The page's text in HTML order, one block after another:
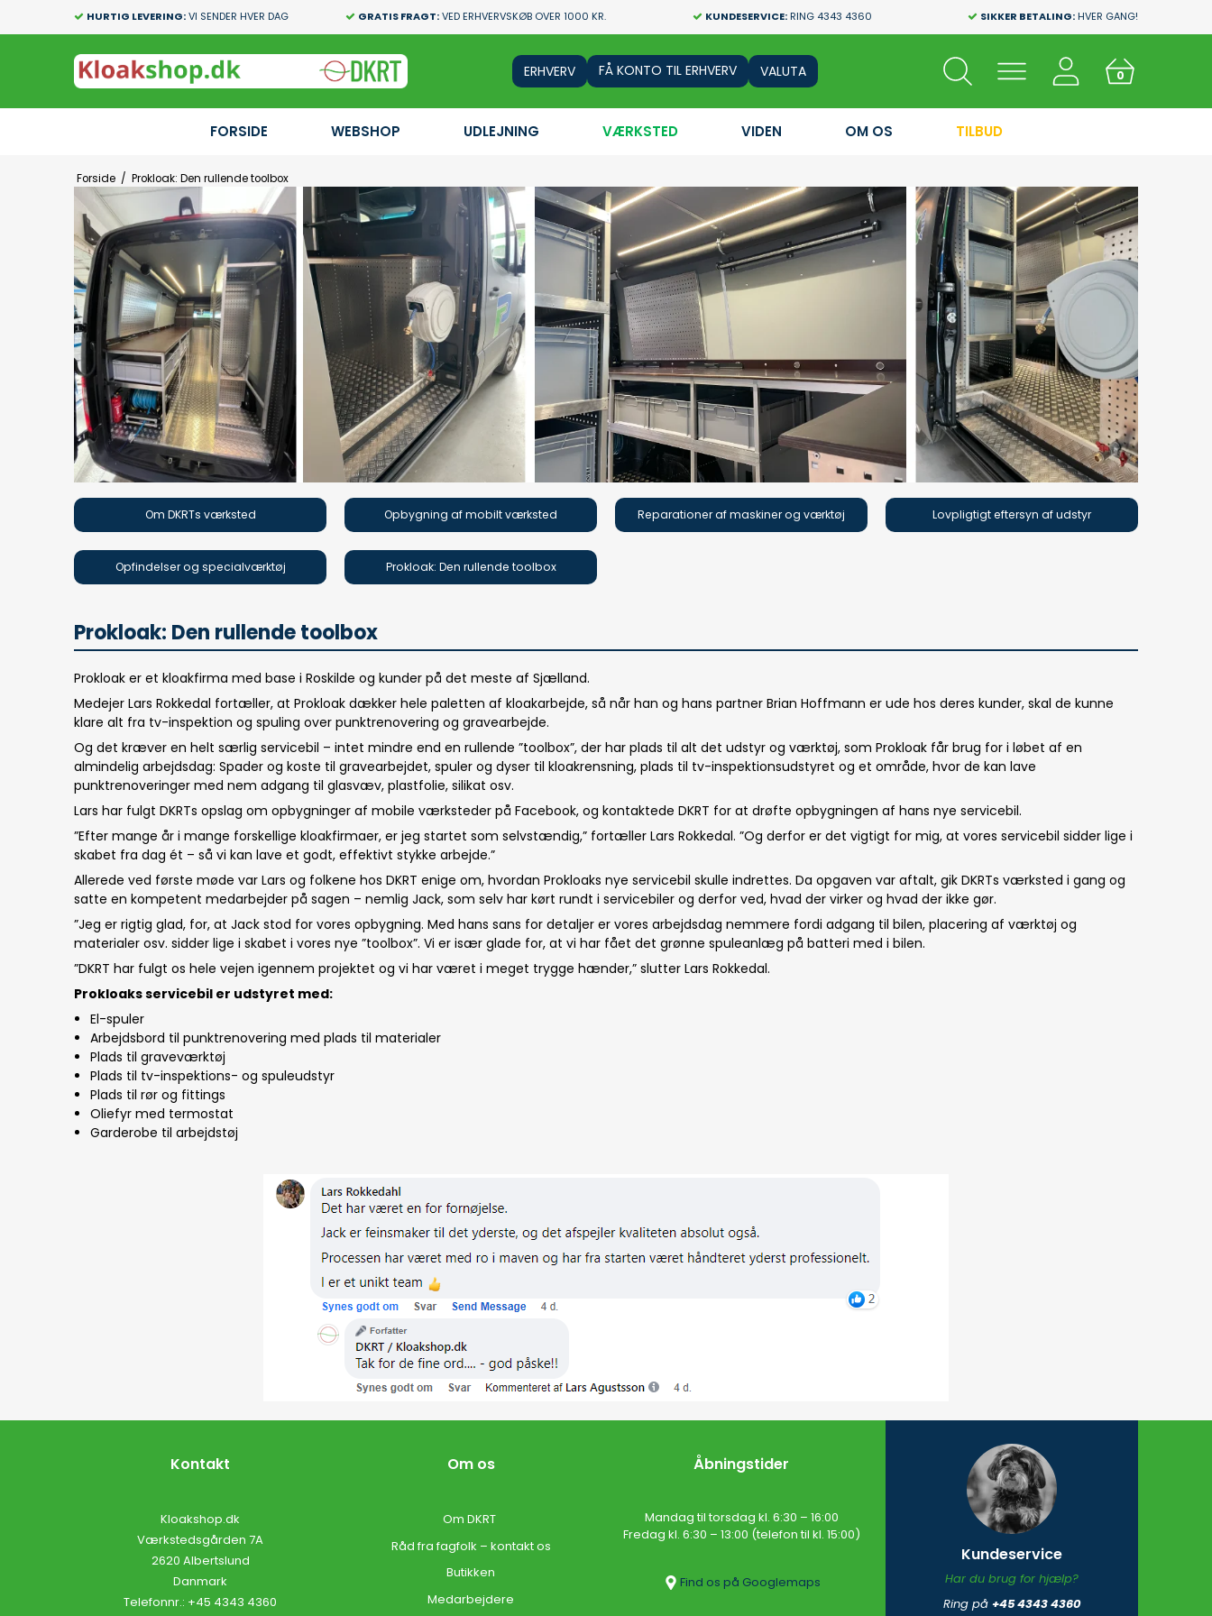
HURTIG LEVERING:VI SENDER HVER DAG GRATIS FRAGT:VED ERHVERVSKØB OVER 1000 KR. KUNDESERVICE:RING 4343 4360 SIKKER BETALING:HVER GANG!
FÅ KONTO TIL ERHVERV VALUTA 0
FORSIDE WEBSHOP UDLEJNING VÆRKSTED VIDEN OM OS TILBUD
Forside / Prokloak: Den rullende toolbox
Om DKRTs værksted Opbygning af mobilt værksted Reparationer af maskiner og værktøj Lovpligtigt eftersyn af udstyr
Opfindelser og specialværktøj Prokloak: Den rullende toolbox
Prokloak: Den rullende toolbox
Prokloak er et kloakfirma med base i Roskilde og kunder på det meste af Sjælland.
Medejer Lars Rokkedal fortæller, at Prokloak dækker hele paletten af kloakarbejde, så når han og hans partner Brian Hoffmann er ude hos deres kunder, skal de kunne
klare alt fra tv-inspektion og spuling over punktrenovering og gravearbejde.
Og det kræver en helt særlig servicebil – intet mindre end en rullende ”toolbox”, der har plads til alt det udstyr og værktøj, som Prokloak får brug for i løbet af en
almindelig arbejdsdag: Spader og koste til gravearbejdet, spuler og dyser til kloakrensning, plads til tv-inspektionsudstyret og et område, hvor de kan lave
punktrenoveringer med nem adgang til glasvæv, plastfolie, silikat osv.
Lars har fulgt DKRTs opslag om opbygninger af mobile værksteder på Facebook, og kontaktede DKRT for at drøfte opbygningen af hans nye servicebil.
”Efter mange år i mange forskellige kloakfirmaer, er jeg startet som selvstændig,” fortæller Lars Rokkedal. ”Og derfor er det vigtigt for mig, at vores servicebil sidder lige i
skabet fra dag ét – så vi kan lave et godt, effektivt stykke arbejde.”
Allerede ved første møde var Lars og folkene hos DKRT enige om, hvordan Prokloaks nye servicebil skulle indrettes. Da opgaven var aftalt, gik DKRTs værksted i gang og
satte en kompetent medarbejder på sagen – nemlig Jack, som selv har kørt rundt i servicebiler og derfor ved, hvad der virker og hvad der ikke gør.
”Jeg er rigtig glad, for, at Jack stod for vores opbygning. Med hans sans for detaljer er vores arbejdsdag nemmere fordi adgang til bilen, placering af værktøj og
materialer osv. sidder lige i skabet i vores nye ”toolbox”. Vi er især glade for, at vi har fået det grønne spuleanlæg på batteri med i bilen.
”DKRT har fulgt os hele vejen igennem projektet og vi har været i meget trygge hænder,” slutter Lars Rokkedal.
Prokloaks servicebil er udstyret med:
El-spuler
Arbejdsbord til punktrenovering med plads til materialer
Plads til graveværktøj
Plads til tv-inspektions- og spuleudstyr
Plads til rør og fittings
Oliefyr med termostat
Garderobe til arbejdstøj
Kontakt
Kloakshop.dk
Værkstedsgården 7A
2620 Albertslund
Danmark
Telefonnr.: +45 4343 4360
Om os
Om DKRT
Råd fra fagfolk – kontakt os
Butikken
Medarbejdere
Åbningstider
Mandag til torsdag kl. 6:30 – 16​:00
Fredag kl. 6:30 – 13:00 (telefon til kl. 15:00)​
Find os på Googlemaps
Kundeservice
Har du brug for hjælp?
Ring på +45 4343 4360